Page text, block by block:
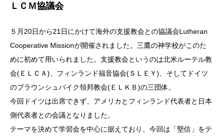
ＬＣＭ協議会
５月20日から21日にかけて海外の支援教会との協議会Lutheran
Cooperative Missionが開催されました。三鷹の神学校がこのた
めに初めて用いられました。支援教会というのは北米ルーテル教
会(ＥＬＣＡ)、フィンランド福音協会(ＳＬＥＹ)、そしてドイツ
のブラウンシュバイク領邦教会(ＥＬＫＢ)の三団体。
今回ドイツは出席できず、アメリカとフィンランド代表者と日本
側代表者との会議となりました。
テーマを決めて学習会を中心に据えており、今回は「堅信」をテ